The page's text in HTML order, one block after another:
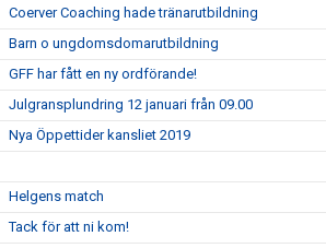
Coerver Coaching hade tränarutbildning
Barn o ungdomsdomarutbildning
GFF har fått en ny ordförande!
Julgransplundring 12 januari från 09.00
Nya Öppettider kansliet 2019
Helgens match
Tack för att ni kom!